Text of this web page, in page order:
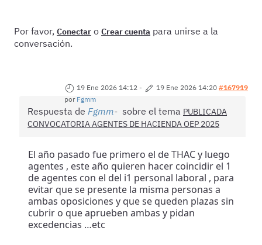
Por favor, Conectar o Crear cuenta para unirse a la
conversación.
19 Ene 2026 14:12 - 19 Ene 2026 14:20 #167919
por Fgmm
Respuesta de Fgmm sobre el tema PUBLICADA
CONVOCATORIA AGENTES DE HACIENDA OEP 2025
El año pasado fue primero el de THAC y luego
agentes , este año quieren hacer coincidir el 1
de agentes con el del i1 personal laboral , para
evitar que se presente la misma personas a
ambas oposiciones y que se queden plazas sin
cubrir o que aprueben ambas y pidan
excedencias …etc